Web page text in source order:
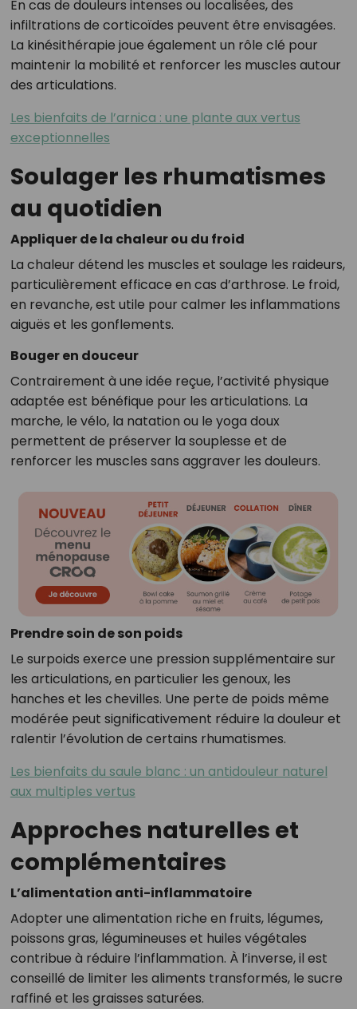
En cas de douleurs intenses ou localisées, des
infiltrations de corticoïdes peuvent être envisagées.
La kinésithérapie joue également un rôle clé pour
maintenir la mobilité et renforcer les muscles autour
des articulations.
Les bienfaits de l’arnica : une plante aux vertus
exceptionnelles
Soulager les rhumatismes
au quotidien
Appliquer de la chaleur ou du froid
La chaleur détend les muscles et soulage les raideurs,
particulièrement efficace en cas d’arthrose. Le froid,
en revanche, est utile pour calmer les inflammations
aiguës et les gonflements.
Bouger en douceur
Contrairement à une idée reçue, l’activité physique
adaptée est bénéfique pour les articulations. La
marche, le vélo, la natation ou le yoga doux
permettent de préserver la souplesse et de
renforcer les muscles sans aggraver les douleurs.
Prendre soin de son poids
Le surpoids exerce une pression supplémentaire sur
les articulations, en particulier les genoux, les
hanches et les chevilles. Une perte de poids même
modérée peut significativement réduire la douleur et
ralentir l’évolution de certains rhumatismes.
Les bienfaits du saule blanc : un antidouleur naturel
aux multiples vertus
Approches naturelles et
complémentaires
L’alimentation anti-inflammatoire
Adopter une alimentation riche en fruits, légumes,
poissons gras, légumineuses et huiles végétales
contribue à réduire l’inflammation. À l’inverse, il est
conseillé de limiter les aliments transformés, le sucre
raffiné et les graisses saturées.